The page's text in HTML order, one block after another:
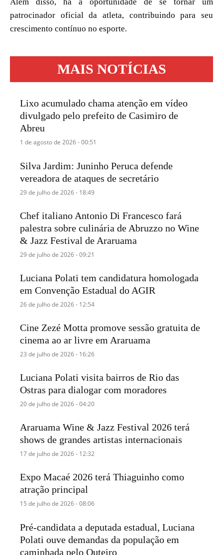
patrocinador oficial da atleta, contribuindo para seu
crescimento contínuo no esporte.
MAIS NOTÍCIAS
Lixo acumulado chama atenção em vídeo
divulgado pelo prefeito de Casimiro de
Abreu
1 de agosto de 2026 - 00:51
Silva Jardim: Juninho Peruca defende
vereadora de ataques de secretário
29 de julho de 2026 - 18:49
Chef italiano Antonio Di Francesco fará
palestra sobre culinária de Abruzzo no Wine
& Jazz Festival de Araruama
29 de julho de 2026 - 09:21
Luciana Polati tem candidatura homologada
em Convenção Estadual do AGIR
26 de julho de 2026 - 12:54
Cine Zezé Motta promove sessão gratuita de
cinema ao ar livre em Araruama
23 de julho de 2026 - 16:26
Luciana Polati visita bairros de Rio das
Ostras para dialogar com moradores
20 de julho de 2026 - 04:20
Araruama Wine & Jazz Festival 2026 terá
shows de grandes artistas internacionais
17 de julho de 2026 - 12:32
Expo Macaé 2026 terá Thiaguinho como
atração principal
15 de julho de 2026 - 08:06
Pré-candidata a deputada estadual, Luciana
Polati ouve demandas da população em
caminhada pelo Outeiro